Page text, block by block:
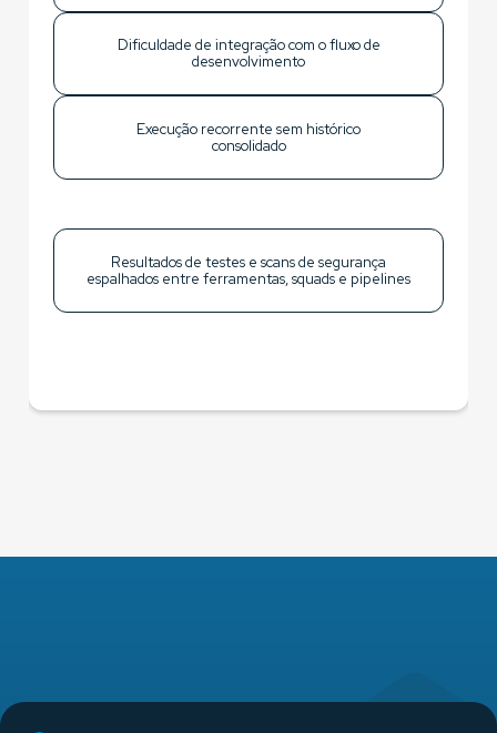
Dificuldade de integração com o fluxo de
desenvolvimento
Execução recorrente sem histórico
consolidado
Resultados de testes e scans de segurança
espalhados entre ferramentas, squads e pipelines